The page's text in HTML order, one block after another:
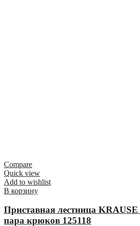
Compare
Quick view
Add to wishlist
В корзину
Приставная лестница
пара крюков 125118